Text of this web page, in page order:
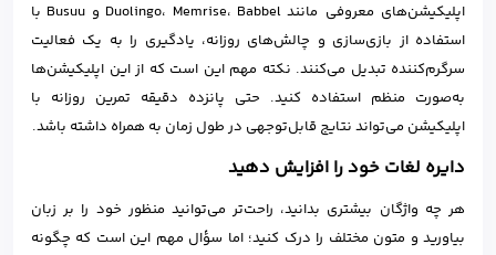
اپلیکیشن‌های معروفی مانند Duolingo، Memrise، Babbel و Busuu با
استفاده از بازی‌سازی و چالش‌های روزانه، یادگیری را به یک فعالیت
سرگرم‌کننده تبدیل می‌کنند. نکته مهم این است که از این اپلیکیشن‌ها
به‌صورت منظم استفاده کنید. حتی پانزده دقیقه تمرین روزانه با
اپلیکیشن می‌تواند نتایج قابل‌توجهی در طول زمان به همراه داشته باشد.
دایره لغات خود را افزایش دهید
هر چه واژگان بیشتری بدانید، راحت‌تر می‌توانید منظور خود را بر زبان
بیاورید و متون مختلف را درک کنید؛ اما سؤال مهم این است که چگونه